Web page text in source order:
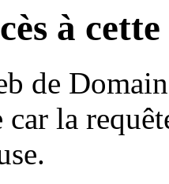
à
de
car la